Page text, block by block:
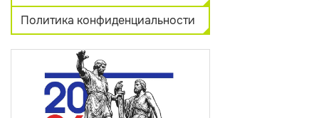
Политика конфиденциальности